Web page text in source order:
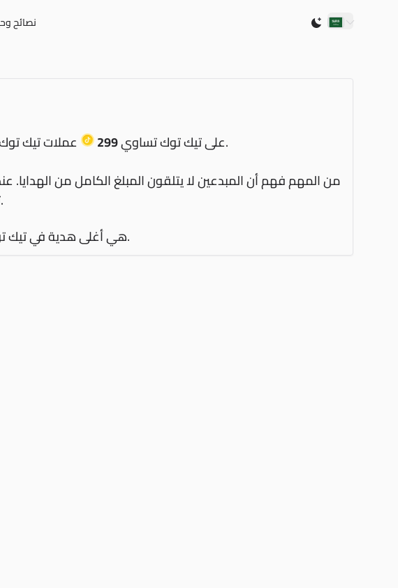
نصائح Switch to light /
على تيك توك تساوي299 عملات تيك
بناءً على أسعار عملات تيك توك الحالية.
من المهم فهم أن المبدعين لا يتلقون المبلغ الكامل من
تيك توك بعمولة بنسبة 50%، مما يعني أن نصف المال المنفق على الهدية فقط يذهب إلى المبدع.
هي أغلى هدية في تيك.